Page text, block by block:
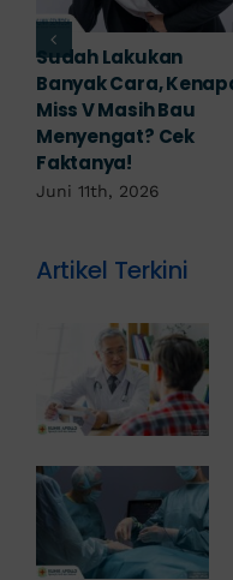
Adakah Cara Medis
untuk
Mengembalikan
Selaput Dara yang
Robek? Ini Penjelasan
Dokter!